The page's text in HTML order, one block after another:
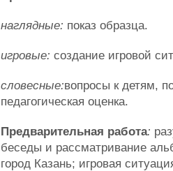
наглядные: показ образца.
игровые: создание игровой
словесные:вопросы к детям,
педагогическая оценка.
Предварительная работа:
беседы и рассматривание
город Казань; игровая